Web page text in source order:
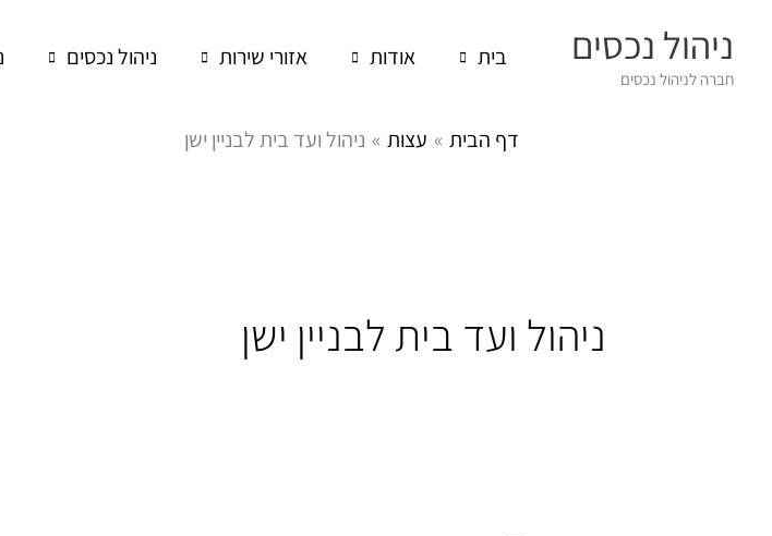
לתוכןניהול נכסים
חברה לניהול נכסים
בית אודות אזורי שירות ניהול נכסים
דף הבית עצות ניהול ועד בית לבניין ישן
ניהול ועד בית לבניין ישן